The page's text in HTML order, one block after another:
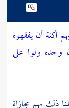
أكنة أن يفقهوه
وحده ولوا على
ذلك بهم مجازاة